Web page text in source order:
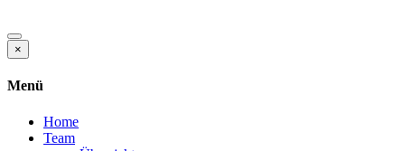
×
Menü
Home
Team